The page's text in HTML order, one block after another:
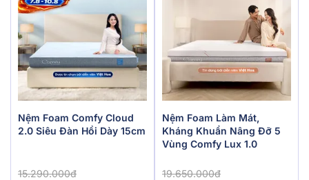
Nệm Foam Comfy Cloud
2.0 Siêu Đàn Hồi Dày 15cm
15.290.000đ
Nệm Foam Làm Mát,
Kháng Khuẩn Nâng Đỡ 5
Vùng Comfy Lux 1.0
19.650.000đ